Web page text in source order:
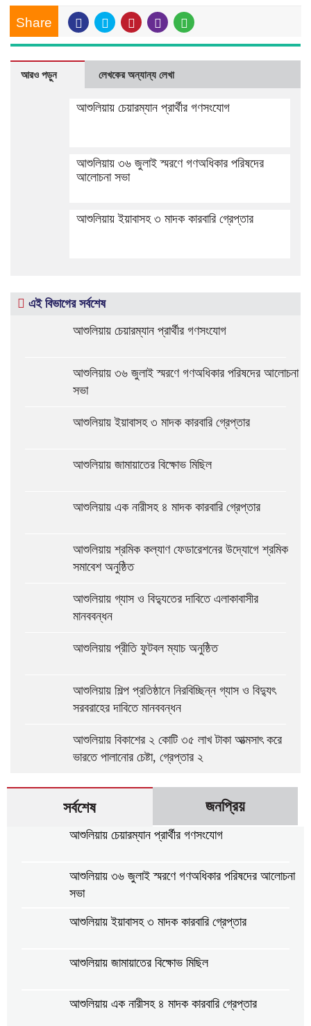
Share
আরও পড়ুন লেখকের অন্যান্য লেখা
আশুলিয়ায় চেয়ারম্যান প্রার্থীর গণসংযোগ
আশুলিয়ায় ৩৬ জুলাই স্মরণে গণঅধিকার পরিষদের
আলোচনা সভা
আশুলিয়ায় ইয়াবাসহ ৩ মাদক কারবারি গ্রেপ্তার
এই বিভাগের সর্বশেষ
আশুলিয়ায় চেয়ারম্যান প্রার্থীর গণসংযোগ
আশুলিয়ায় ৩৬ জুলাই স্মরণে গণঅধিকার পরিষদের আলোচনা
সভা
আশুলিয়ায় ইয়াবাসহ ৩ মাদক কারবারি গ্রেপ্তার
আশুলিয়ায় জামায়াতের বিক্ষোভ মিছিল
আশুলিয়ায় এক নারীসহ ৪ মাদক কারবারি গ্রেপ্তার
আশুলিয়ায় শ্রমিক কল্যাণ ফেডারেশনের উদ্যোগে শ্রমিক
সমাবেশ অনুষ্ঠিত
আশুলিয়ায় গ্যাস ও বিদ্যুতের দাবিতে এলাকাবাসীর
মানববন্ধন
আশুলিয়ায় প্রীতি ফুটবল ম্যাচ অনুষ্ঠিত
আশুলিয়ায় শিল্প প্রতিষ্ঠানে নিরবিচ্ছিন্ন গ্যাস ও বিদ্যুৎ
সরবরাহের দাবিতে মানববন্ধন
আশুলিয়ায় বিকাশের ২ কোটি ৩৫ লাখ টাকা আত্মসাৎ করে
ভারতে পালানোর চেষ্টা, গ্রেপ্তার ২
সর্বশেষ জনপ্রিয়
আশুলিয়ায় চেয়ারম্যান প্রার্থীর গণসংযোগ
আশুলিয়ায় ৩৬ জুলাই স্মরণে গণঅধিকার পরিষদের আলোচনা
সভা
আশুলিয়ায় ইয়াবাসহ ৩ মাদক কারবারি গ্রেপ্তার
আশুলিয়ায় জামায়াতের বিক্ষোভ মিছিল
আশুলিয়ায় এক নারীসহ ৪ মাদক কারবারি গ্রেপ্তার